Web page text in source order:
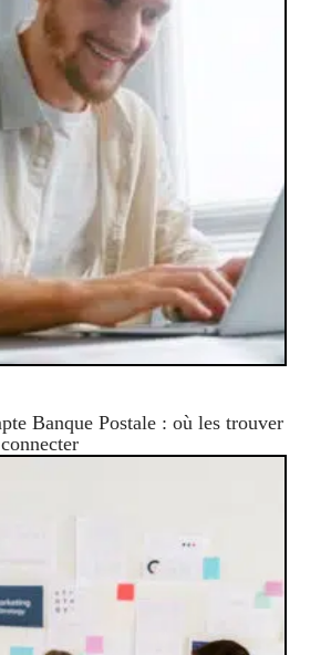
Banque Postale : où les trouver